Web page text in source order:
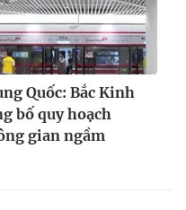
Quốc: Bắc Kinh
bố quy hoạch
gian ngầm